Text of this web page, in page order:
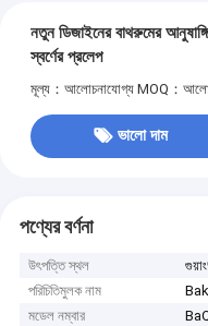
নতুন ডিজাইনের বাথরুমের
স্বর্ণের প্রলেপ
মূল্য：আলোচনাযোগ্য MOQ：
ভালো দাম
পণ্যের বর্ণনা
উৎপত্তি স্থল
পরিচিতিমুলক নাম
মডেল নম্বার